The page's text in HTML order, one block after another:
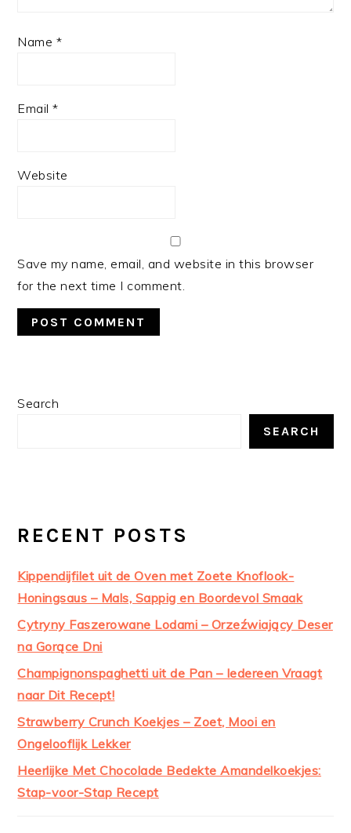
Name *
Email*
Website
Save my name, email, and website in this browser
for the next time I comment.
PRIMARY
Search
SEARCH
RECENT POSTS
Kippendijfilet uit de Oven met Zoete Knoflook-
Honingsaus – Mals, Sappig en Boordevol Smaak
Cytryny Faszerowane Lodami – Orzeźwiający Deser
na Gorące Dni
Champignonspaghetti uit de Pan – Iedereen Vraagt
naar Dit Recept!
Strawberry Crunch Koekjes – Zoet, Mooi en
Ongelooflijk Lekker
Heerlijke Met Chocolade Bedekte Amandelkoekjes:
Stap-voor-Stap Recept